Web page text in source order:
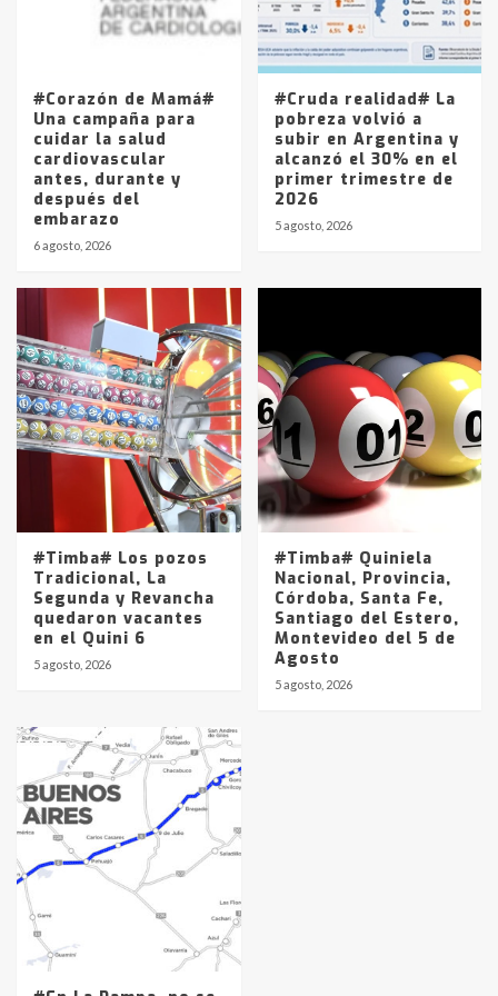
Los precios de los combustibles en
La Pampa, desde YPF hasta Axion
entre 857 a 1338 pesos
#Corazón de Mamá#
Una campaña para
cuidar la salud
cardiovascular
antes, durante y
después del
embarazo
6 agosto, 2026
#Cruda realidad# La
pobreza volvió a
subir en Argentina y
alcanzó el 30% en el
primer trimestre de
2026
5 agosto, 2026
#Timba# Los pozos
Tradicional, La
Segunda y Revancha
quedaron vacantes
en el Quini 6
5 agosto, 2026
#Timba# Quiniela
Nacional, Provincia,
Córdoba, Santa Fe,
Santiago del Estero,
Montevideo del 5 de
Agosto
5 agosto, 2026